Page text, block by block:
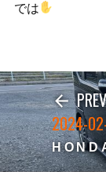
では
arrow_back PREV
2024-